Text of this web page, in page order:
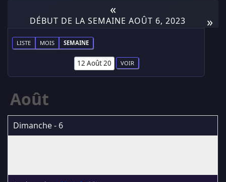
«
»
DÉBUT DE LA SEMAINE AOÛT 6, 2023
LISTE MOIS SEMAINE
Août
Dimanche - 6